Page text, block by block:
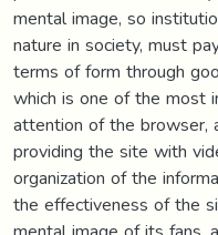
mental image, so
nature in society, must
terms of form through
which is one of the most
attention of the
providing the site with
organization of the
the effectiveness of the